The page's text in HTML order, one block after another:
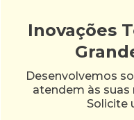
Inovações
Desenvolvemos
atendem às suas
Solicite